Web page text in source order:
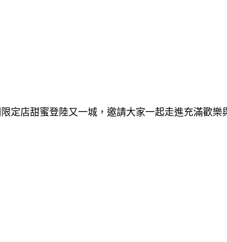
定店甜蜜登陸又一城，邀請大家一起走進充滿歡